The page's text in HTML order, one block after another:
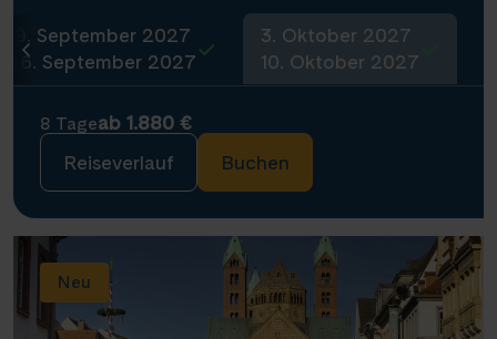
19. September 2027
26. September 2027
3. Oktober 2027
10. Oktober 2027
8 Tageab 1.880 €
Reiseverlauf
Buchen
Neu